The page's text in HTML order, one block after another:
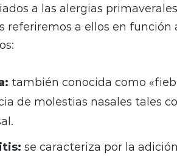
a las alergias
referiremos a ellos en
también conocida como
de molestias nasales tales
se caracteriza por la